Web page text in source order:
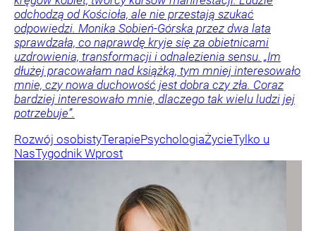
odchodzą od Kościoła, ale nie przestają szukać
odpowiedzi. Monika Sobień-Górska przez dwa lata
sprawdzała, co naprawdę kryje się za obietnicami
uzdrowienia, transformacji i odnalezienia sensu. „Im
dłużej pracowałam nad książką, tym mniej interesowało
mnie, czy nowa duchowość jest dobra czy zła. Coraz
bardziej interesowało mnie, dlaczego tak wielu ludzi jej
potrzebuje”.
Rozwój osobistyTerapiePsychologiaŻycieTylko u
NasTygodnik Wprost